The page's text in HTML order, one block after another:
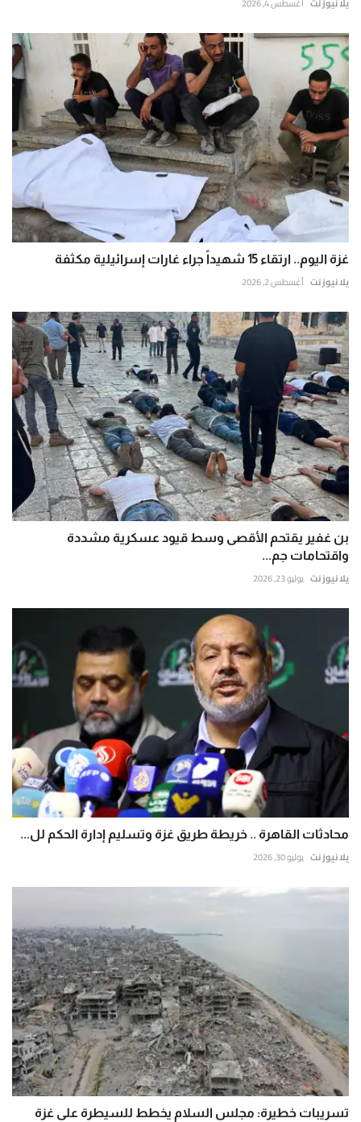
غزة اليوم.. ارتقاء 15 شهيداً جراء غارات إسرائيلية مكثفة
يلا نيوز نت أغسطس 2, 2026
بن غفير يقتحم الأقصى وسط قيود عسكرية مشددة
واقتحامات جم...
يلا نيوز نت يوليو 23, 2026
محادثات القاهرة .. خريطة طريق غزة وتسليم إدارة الحكم لل...
يلا نيوز نت يوليو 30, 2026
تسريبات خطيرة: مجلس السلام يخطط للسيطرة على غزة